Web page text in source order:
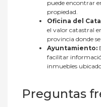
puede encontrar
propiedad.
Oficina del
el valor catastral
provincia donde
Ayuntamiento:
facilitar
inmuebles
Preguntas